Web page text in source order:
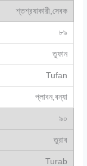
শ্তশ্রষাকারী,সেবক
৮৯
তুফান
Tufan
প্লাবন,বন্যা
৯০
তুরাব
Turab